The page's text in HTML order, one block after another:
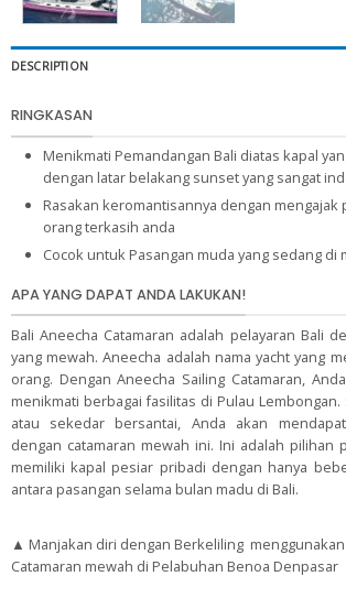
DESCRIPTION
RINGKASAN
Menikmati Pemandangan Bali diatas kapal
dengan latar belakang sunset yang sangat
Rasakan keromantisannya dengan mengajak
orang terkasih anda
Cocok untuk Pasangan muda yang sedang di
APA YANG DAPAT ANDA LAKUKAN!
Bali Aneecha Catamaran adalah pelayaran Bali
yang mewah. Aneecha adalah nama yacht yang
orang. Dengan Aneecha Sailing Catamaran,
menikmati berbagai fasilitas di Pulau
atau sekedar bersantai, Anda akan
dengan catamaran mewah ini. Ini adalah pilihan
memiliki kapal pesiar pribadi dengan hanya
antara pasangan selama bulan madu di Bali.
▲ Manjakan diri dengan Berkeliling menggunakan
Catamaran mewah di Pelabuhan Benoa Denpasar